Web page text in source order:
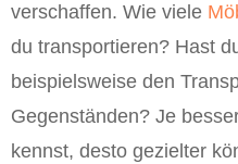
verschaffen. Wie viele
du transportieren? Hast
beispielsweise den
Gegenständen? Je
kennst, desto gezielter